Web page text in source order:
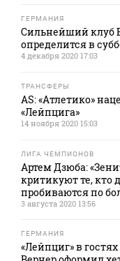
ГЕРМАНИЯ
Сильнейший клуб
определится в
4 декабря 2020 17:03
ТРАНСФЕРЫ
AS: «Атлетико»
«Лейпцига»
14 ноября 2020 15:03
ЛИГА ЧЕМПИОНОВ
Артем Дзюба:
критикуют те, кто
пробиваются по
3 августа 2020 13:56
ГЕРМАНИЯ
«Лейпциг» в